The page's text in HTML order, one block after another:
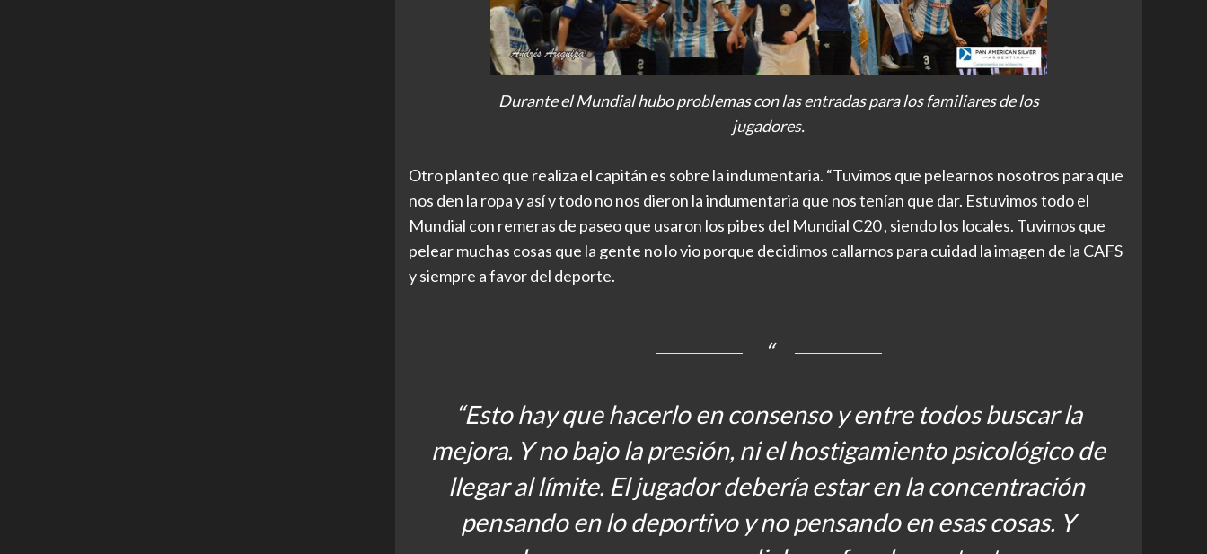
Durante el Mundial hubo problemas con las entradas para los familiares de los
jugadores.
Otro planteo que realiza el capitán es sobre la indumentaria. “Tuvimos que pelearnos nosotros para que
nos den la ropa y así y todo no nos dieron la indumentaria que nos tenían que dar. Estuvimos todo el
Mundial con remeras de paseo que usaron los pibes del Mundial C20 , siendo los locales. Tuvimos que
pelear muchas cosas que la gente no lo vio porque decidimos callarnos para cuidad la imagen de la CAFS
y siempre a favor del deporte.
“Esto hay que hacerlo en consenso y entre todos buscar la
mejora. Y no bajo la presión, ni el hostigamiento psicológico de
llegar al límite. El jugador debería estar en la concentración
pensando en lo deportivo y no pensando en esas cosas. Y